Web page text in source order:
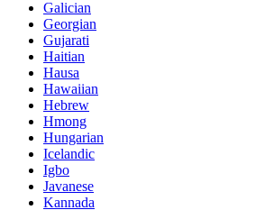
Galician
Georgian
Gujarati
Haitian
Hausa
Hawaiian
Hebrew
Hmong
Hungarian
Icelandic
Igbo
Javanese
Kannada